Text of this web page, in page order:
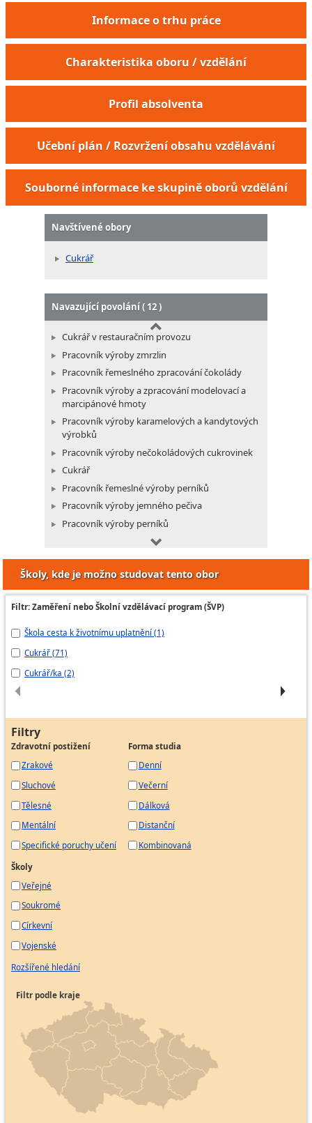
Informace o trhu práce
Charakteristika oboru / vzdělání
Profil absolventa
Učební plán / Rozvržení obsahu vzdělávání
Souborné informace ke skupině oborů vzdělání
Navštívené obory
Cukrář
Navazující povolání ( 12 )
Pracovník výroby restauračních moučníků
Pracovník výroby zákusků a dortů
Cukrář v restauračním provozu
Pracovník výroby zmrzlin
Pracovník řemeslného zpracování čokolády
Pracovník výroby a zpracování modelovací a
marcipánové hmoty
Pracovník výroby karamelových a kandytových
výrobků
Pracovník výroby nečokoládových cukrovinek
Cukrář
Pracovník řemeslné výroby perníků
Pracovník výroby jemného pečiva
Pracovník výroby perníků
Pracovník výroby restauračních moučníků
Pracovník výroby zákusků a dortů
Školy, kde je možno studovat tento obor
Filtr: Zaměření nebo Školní vzdělávací program (ŠVP)
Škola cesta k životnímu uplatnění (1)
Cukrář (71)
Cukrář/ka (2)
Filtry
Zdravotní postižení
Zrakové
Sluchové
Tělesné
Mentální
Specifické poruchy učení
Forma studia
Denní
Večerní
Dálková
Distanční
Kombinovaná
Školy
Veřejné
Soukromé
Církevní
Vojenské
Rozšířené hledání
Filtr podle kraje